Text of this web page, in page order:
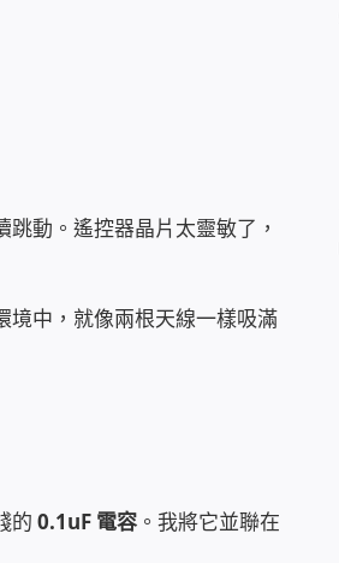
動。遙控器晶片太靈敏了，
境中，就像兩根天線一樣吸滿
的 0.1uF 電容。我將它並聯在